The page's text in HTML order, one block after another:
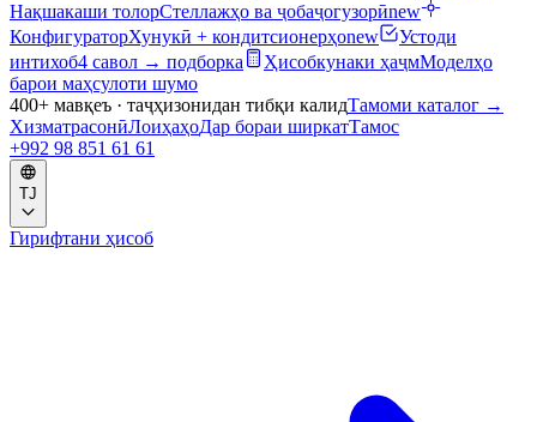
Нақшакаши толорСтеллажҳо ва ҷобаҷогузорӣnew
КонфигураторХунукӣ + кондитсионерҳоnew
Устоди
интихоб4 савол → подборка Ҳисобкунаки ҳаҷмМоделҳо
барои маҳсулоти шумо
400+ мавқеъ · таҷҳизонидан тибқи калидТамоми каталог →
ХизматрасонӣЛоиҳаҳоДар бораи ширкатТамос
+992 98 851 61 61
TJ
Гирифтани ҳисоб